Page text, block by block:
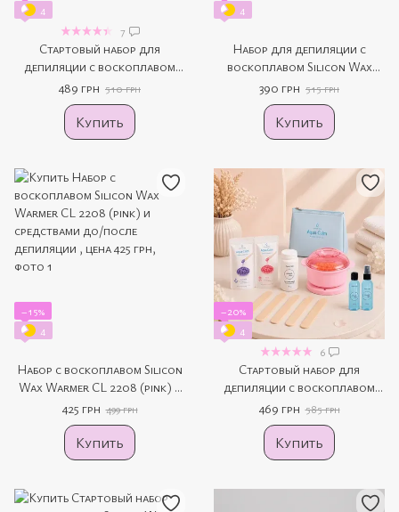
4
7
Стартовый набор для
депиляции с воскоплавом
BUCOS SL-400 (black)
489 грн 510 грн
Купить
4
Набор для депиляции с
воскоплавом Silicon Wax
Warmer CL 2208 (pink)
390 грн 515 грн
Купить
−15%
4
Набор с воскоплавом Silicon
Wax Warmer CL 2208 (pink) и
средствами до/после
депиляции
425 грн 499 грн
Купить
−20%
4
6
Стартовый набор для
депиляции с воскоплавом
Silicone Wax Warmer GL 2208
(pink)
469 грн 585 грн
Купить